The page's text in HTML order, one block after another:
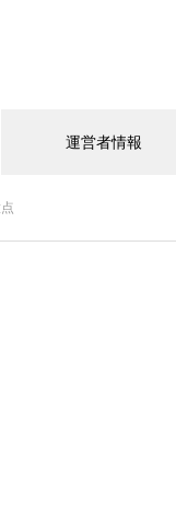
運営者情報